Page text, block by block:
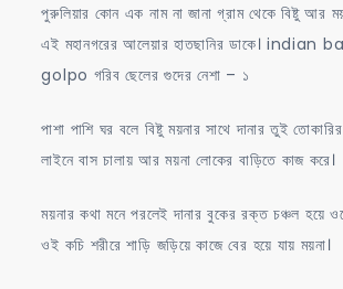
পুরুলিয়ার কোন এক নাম না জানা গ্রাম থেকে বিষ্টু আর
এই মহানগরের আলেয়ার হাতছানির ডাকে।
golpo গরিব ছেলের গুদের নেশা – ১
পাশা পাশি ঘর বলে বিষ্টু ময়নার সাথে দানার তুই তোকারির
লাইনে বাস চালায় আর ময়না লোকের বাড়িতে কাজ করে।
ময়নার কথা মনে পরলেই দানার বুকের রক্ত চঞ্চল হয়ে
ওই কচি শরীরে শাড়ি জড়িয়ে কাজে বের হয়ে যায় ময়না।